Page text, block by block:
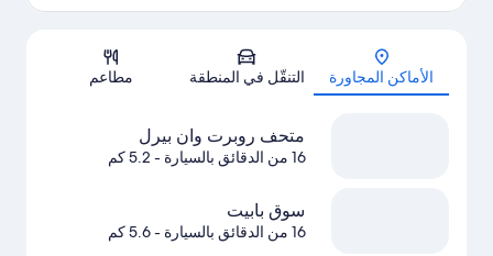
الخريطة
الأماكن المجاورة التنقّل في المنطقة مطاعم
متحف روبرت وان بيرل
16 من الدقائق بالسيارة - 5.2 كم
سوق بابيت
16 من الدقائق بالسيارة - 5.6 كم